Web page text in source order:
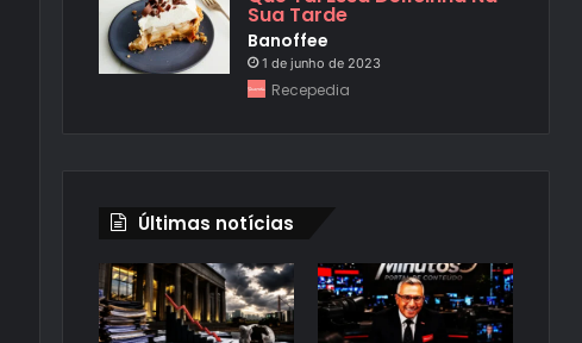
Sua Tarde
Banoffee
1 de junho de 2023
Recepedia
Últimas notícias